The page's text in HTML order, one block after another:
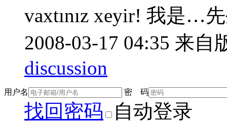
vaxtınız xeyir! 我是…
2008-03-17 04:35 来自
discussion
用户名 密 码
找回密码 自动登录